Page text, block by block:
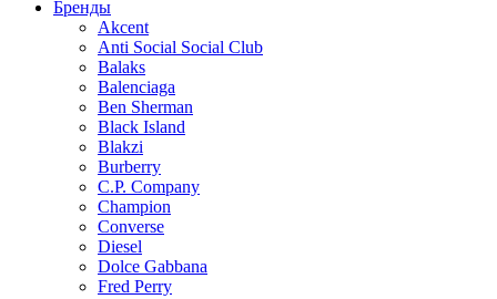
Бренды
Akcent
Anti Social Social Club
Balaks
Balenciaga
Ben Sherman
Black Island
Blakzi
Burberry
C.P. Company
Champion
Converse
Diesel
Dolce Gabbana
Fred Perry